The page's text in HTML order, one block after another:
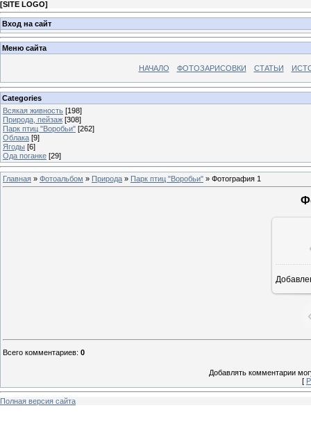
[SITE LOGO]
Вход на сайт
Меню сайта
НАЧАЛО ФОТОЗАРИСОВКИ СТАТЬИ
Categories
Всякая живность [198]
Природа, пейзаж [308]
Парк птиц "Воробьи" [262]
Облака [9]
Ягоды [6]
Ода поганке [29]
Главная » Фотоальбом » Природа » Парк птиц "Воробьи" » Фотография 1
Всего комментариев: 0
Добавлять комментарии
[
Полная версия сайта